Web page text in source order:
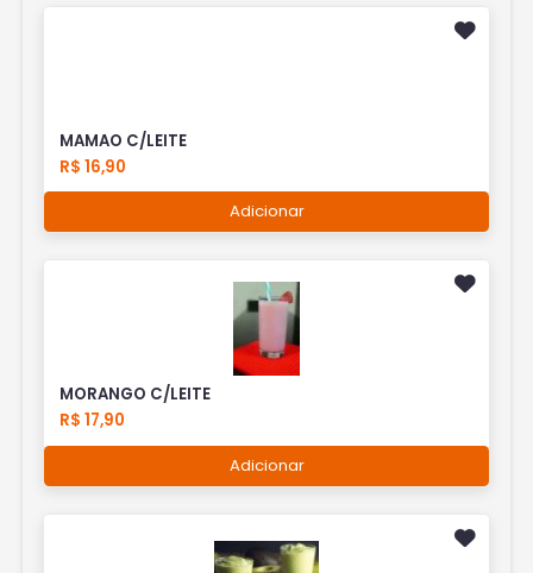
MAMAO C/LEITE
R$ 16,90
Adicionar
MORANGO C/LEITE
R$ 17,90
Adicionar